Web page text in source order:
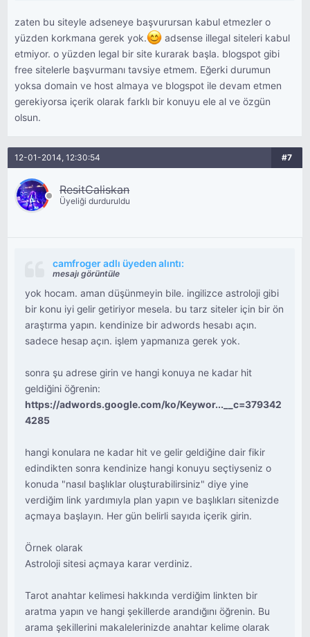
zaten bu siteyle adseneye başvurursan kabul etmezler o
yüzden korkmana gerek yok.
adsense illegal siteleri kabul
etmiyor. o yüzden legal bir site kurarak başla. blogspot gibi
free sitelerle başvurmanı tavsiye etmem. Eğerki durumun
yoksa domain ve host almaya ve blogspot ile devam etmen
gerekiyorsa içerik olarak farklı bir konuyu ele al ve özgün
olsun.
12-01-2014, 12:30:54 #7
ResitCaliskan
Üyeliği durduruldu
camfroger adlı üyeden alıntı:
mesajı görüntüle
yok hocam. aman düşünmeyin bile. ingilizce astroloji gibi
bir konu iyi gelir getiriyor mesela. bu tarz siteler için bir ön
araştırma yapın. kendinize bir adwords hesabı açın.
sadece hesap açın. işlem yapmanıza gerek yok.
sonra şu adrese girin ve hangi konuya ne kadar hit
geldiğini öğrenin:
https://adwords.google.com/ko/Keywor...__c=379342
4285
hangi konulara ne kadar hit ve gelir geldiğine dair fikir
edindikten sonra kendinize hangi konuyu seçtiyseniz o
konuda "nasıl başlıklar oluşturabilirsiniz" diye yine
verdiğim link yardımıyla plan yapın ve başlıkları sitenizde
açmaya başlayın. Her gün belirli sayıda içerik girin.
Örnek olarak
Astroloji sitesi açmaya karar verdiniz.
Tarot anahtar kelimesi hakkında verdiğim linkten bir
aratma yapın ve hangi şekillerde arandığını öğrenin. Bu
arama şekillerini makalelerinizde anahtar kelime olarak